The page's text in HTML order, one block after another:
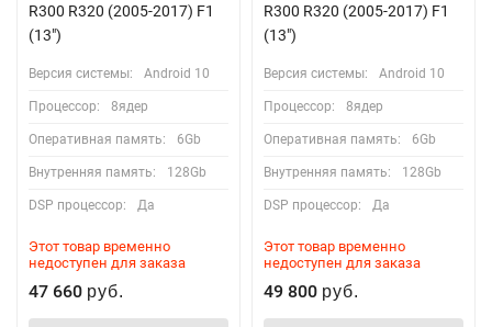
R300 R320 (2005-2017) F1
(13")
Версия системы: Android 10
Процессор: 8ядер
Оперативная память: 6Gb
Внутренняя память: 128Gb
DSP процессор: Да
Этот товар временно
недоступен для заказа
47 660 руб.
R300 R320 (2005-2017) F1
(13")
Версия системы: Android 10
Процессор: 8ядер
Оперативная память: 6Gb
Внутренняя память: 128Gb
DSP процессор: Да
Этот товар временно
недоступен для заказа
49 800 руб.